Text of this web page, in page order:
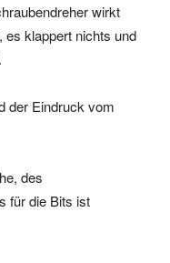
wirkt
es klappert nichts und
der Eindruck vom
des
für die Bits ist